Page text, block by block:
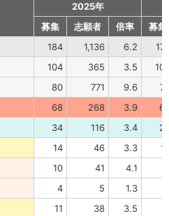
2025年
募集
志願者 倍率
募集
184 1,136 6.2
104 365 3.5
80 771 9.6
68 268 3.9
34 116 3.4
14 46 3.3
10 41 4.1
4 5 1.3
11 38 3.5